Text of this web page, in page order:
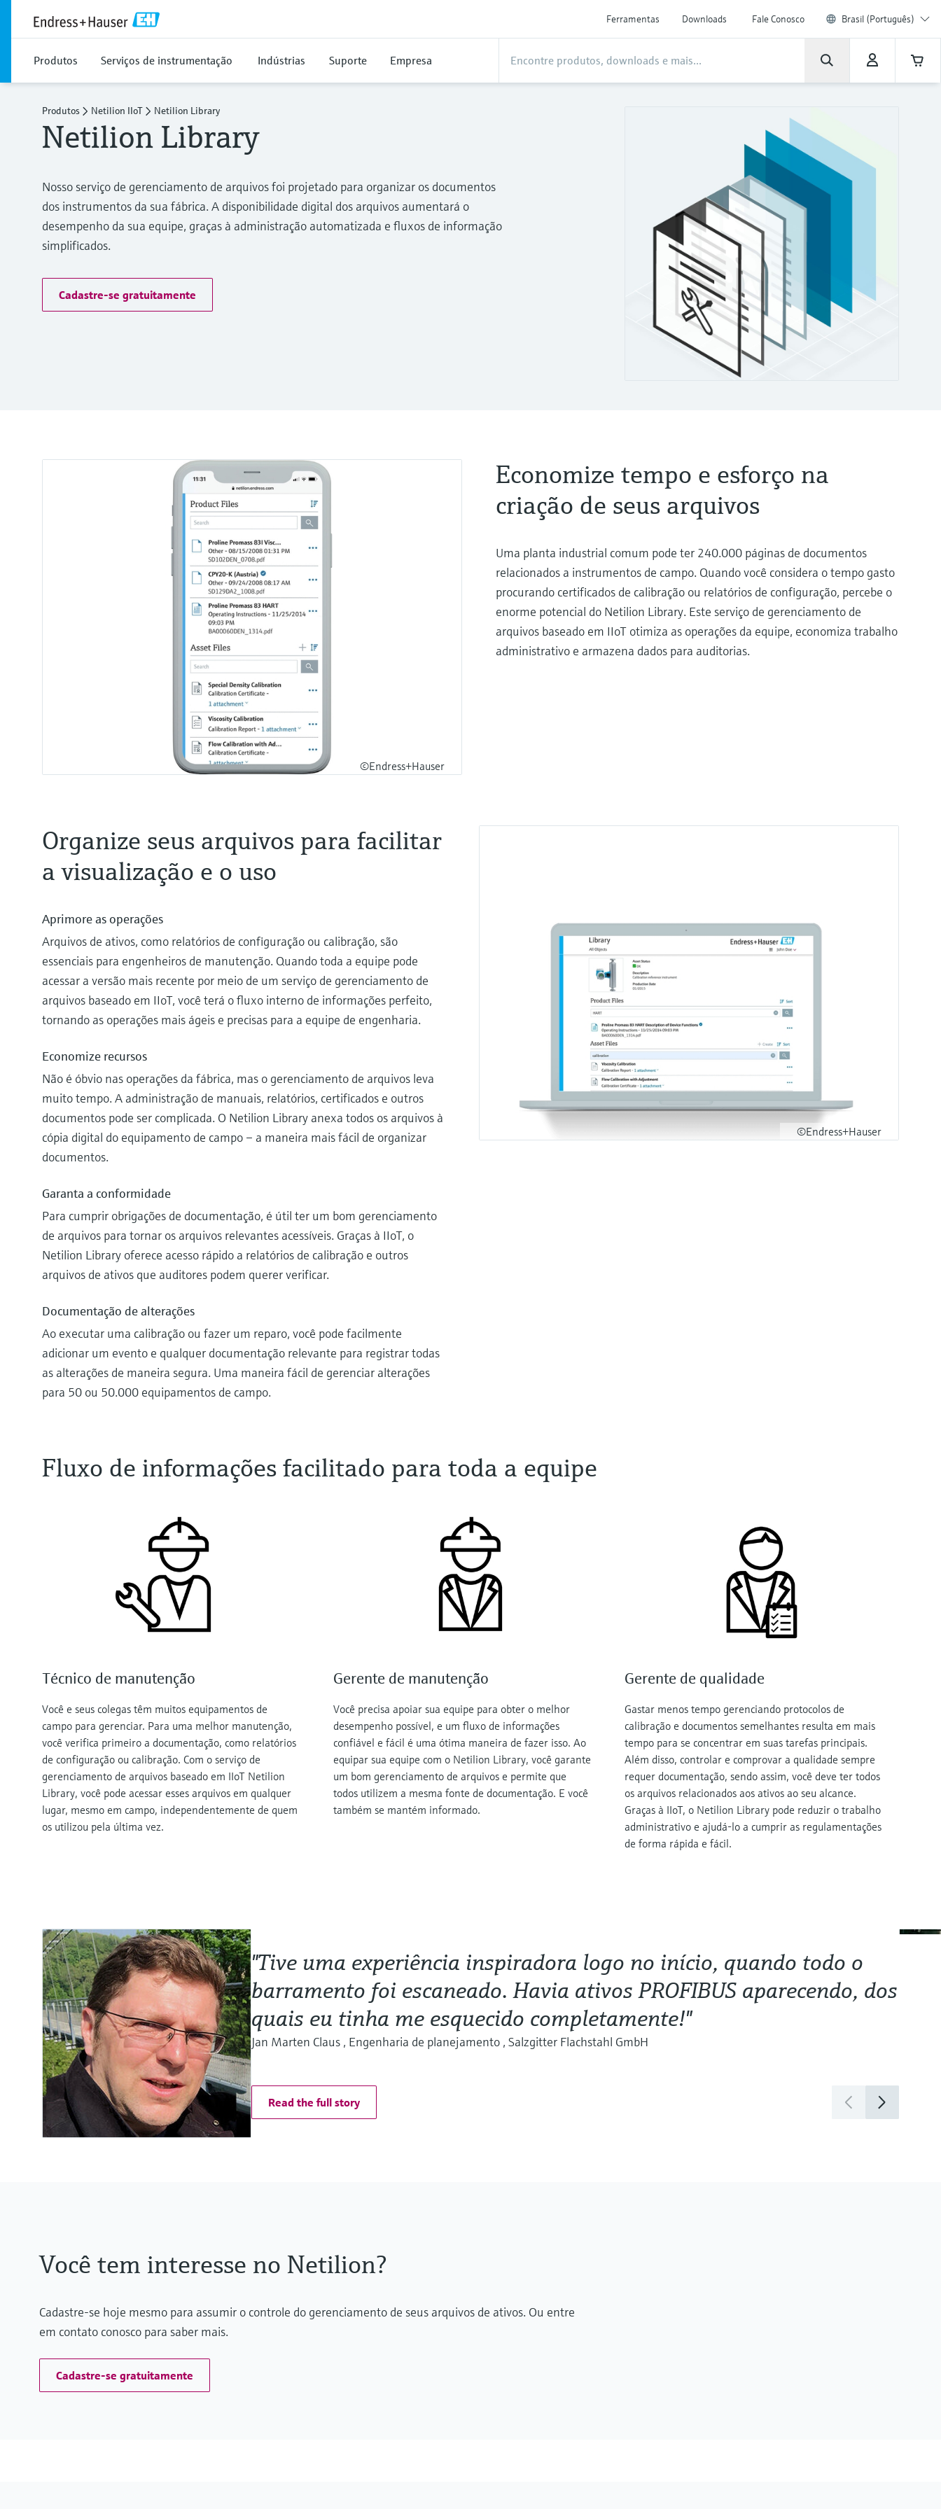
Ferramentas Downloads Fale Conosco Brasil (Português)
Produtos Serviços de instrumentação Indústrias Suporte Empresa
Produtos Netilion IIoT Netilion Library
Netilion Library
Nosso serviço de gerenciamento de arquivos foi projetado para organizar os documentos
dos instrumentos da sua fábrica. A disponibilidade digital dos arquivos aumentará o
desempenho da sua equipe, graças à administração automatizada e fluxos de informação
simplificados.
Cadastre-se gratuitamente
©Endress+Hauser
Economize tempo e esforço na
criação de seus arquivos
Uma planta industrial comum pode ter 240.000 páginas de documentos
relacionados a instrumentos de campo. Quando você considera o tempo gasto
procurando certificados de calibração ou relatórios de configuração, percebe o
enorme potencial do Netilion Library. Este serviço de gerenciamento de
arquivos baseado em IIoT otimiza as operações da equipe, economiza trabalho
administrativo e armazena dados para auditorias.
©Endress+Hauser
Organize seus arquivos para facilitar
a visualização e o uso
Aprimore as operações
Arquivos de ativos, como relatórios de configuração ou calibração, são
essenciais para engenheiros de manutenção. Quando toda a equipe pode
acessar a versão mais recente por meio de um serviço de gerenciamento de
arquivos baseado em IIoT, você terá o fluxo interno de informações perfeito,
tornando as operações mais ágeis e precisas para a equipe de engenharia.
Economize recursos
Não é óbvio nas operações da fábrica, mas o gerenciamento de arquivos leva
muito tempo. A administração de manuais, relatórios, certificados e outros
documentos pode ser complicada. O Netilion Library anexa todos os arquivos à
cópia digital do equipamento de campo – a maneira mais fácil de organizar
documentos.
Garanta a conformidade
Para cumprir obrigações de documentação, é útil ter um bom gerenciamento
de arquivos para tornar os arquivos relevantes acessíveis. Graças à IIoT, o
Netilion Library oferece acesso rápido a relatórios de calibração e outros
arquivos de ativos que auditores podem querer verificar.
Documentação de alterações
Ao executar uma calibração ou fazer um reparo, você pode facilmente
adicionar um evento e qualquer documentação relevante para registrar todas
as alterações de maneira segura. Uma maneira fácil de gerenciar alterações
para 50 ou 50.000 equipamentos de campo.
Fluxo de informações facilitado para toda a equipe
Técnico de manutenção
Você e seus colegas têm muitos equipamentos de
campo para gerenciar. Para uma melhor manutenção,
você verifica primeiro a documentação, como relatórios
de configuração ou calibração. Com o serviço de
gerenciamento de arquivos baseado em IIoT Netilion
Library, você pode acessar esses arquivos em qualquer
lugar, mesmo em campo, independentemente de quem
os utilizou pela última vez.
Gerente de manutenção
Você precisa apoiar sua equipe para obter o melhor
desempenho possível, e um fluxo de informações
confiável e fácil é uma ótima maneira de fazer isso. Ao
equipar sua equipe com o Netilion Library, você garante
um bom gerenciamento de arquivos e permite que
todos utilizem a mesma fonte de documentação. E você
também se mantém informado.
Gerente de qualidade
Gastar menos tempo gerenciando protocolos de
calibração e documentos semelhantes resulta em mais
tempo para se concentrar em suas tarefas principais.
Além disso, controlar e comprovar a qualidade sempre
requer documentação, sendo assim, você deve ter todos
os arquivos relacionados aos ativos ao seu alcance.
Graças à IIoT, o Netilion Library pode reduzir o trabalho
administrativo e ajudá-lo a cumprir as regulamentações
de forma rápida e fácil.
"Tive uma experiência inspiradora logo no início, quando todo o
barramento foi escaneado. Havia ativos PROFIBUS aparecendo, dos
quais eu tinha me esquecido completamente!"
Jan Marten Claus , Engenharia de planejamento , Salzgitter Flachstahl GmbH
Read the full story
Você tem interesse no Netilion?
Cadastre-se hoje mesmo para assumir o controle do gerenciamento de seus arquivos de ativos. Ou entre
em contato conosco para saber mais.
Cadastre-se gratuitamente